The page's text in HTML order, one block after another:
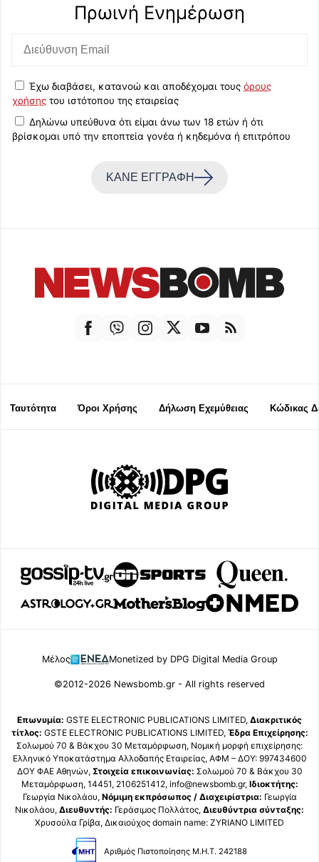
Πρωινή Eνημέρωση
Έχω διαβάσει, κατανοώ και αποδέχομαι τους όρους
χρήσης του ιστότοπου της εταιρείας
Δηλώνω υπεύθυνα ότι είμαι άνω των 18 ετών ή ότι
βρίσκομαι υπό την εποπτεία γονέα ή κηδεμόνα ή επιτρόπου
ΚΑΝΕ ΕΓΓΡΑΦΗ
Ταυτότητα Όροι Χρήσης Δήλωση Εχεμύθειας Κώδικας
Μέλος Monetized by DPG Digital Media Group
©2012-2026 Newsbomb.gr - All rights reserved
Επωνυμία: GSTE ELECTRONIC PUBLICATIONS LIMITED, Διακριτικός
τίτλος: GSTE ELECTRONIC PUBLICATIONS LIMITED, Έδρα Επιχείρησης:
Σολωμού 70 & Βάκχου 30 Μεταμόρφωση, Νομική μορφή επιχείρησης:
Ελληνικό Υποκατάστημα Αλλοδαπής Εταιρείας, ΑΦΜ – ΔΟΥ: 997434600
ΔΟΥ ΦΑΕ Αθηνών, Στοιχεία επικοινωνίας: Σολωμού 70 & Βάκχου 30
Μεταμόρφωση, 14451, 2106251412, info@newsbomb.gr, Ιδιοκτήτης:
Γεωργία Νικολάου, Νόμιμη εκπρόσωπος / Διαχειρίστρια: Γεωργία
Νικολάου, Διευθυντής: Γεράσιμος Πολλάτος, Διευθύντρια σύνταξης:
Χρυσούλα Γρίβα, Δικαιούχος domain name: ZYRIANO LIMITED
Αριθμός Πιστοποίησης Μ.Η.Τ. 242188